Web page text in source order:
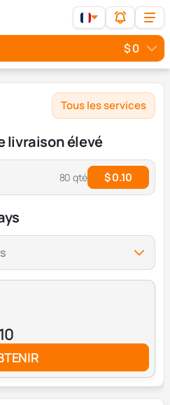
$ 0
Tous les services
livraison élevé
80 qté $ 0.10